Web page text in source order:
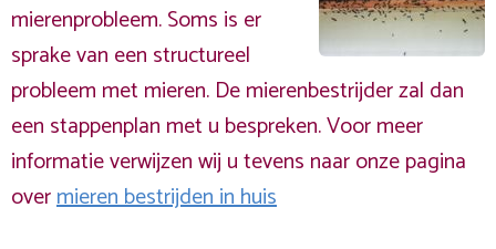
mierenprobleem. Soms is er
sprake van een structureel
probleem met mieren. De mierenbestrijder zal dan
een stappenplan met u bespreken. Voor meer
informatie verwijzen wij u tevens naar onze pagina
overmieren bestrijden in huis